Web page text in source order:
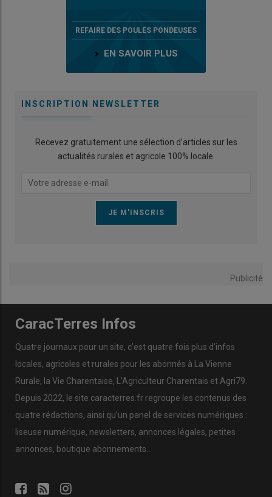
REFAIRE DES POULES PONDEUSES
EN SAVOIR PLUS
INSCRIPTION NEWSLETTER
Recevez gratuitement une sélection d’articles sur les
actualités rurales et agricole 100% locale.
Publicité
CaracTerres Infos
Quatre journaux pour un site, c’est quatre fois plus d’infos
locales, agricoles et rurales pour les abonnés à La Vienne
Rurale, la Vie Charentaise, L’Agriculteur Charentais et Agri79.
Depuis 2022, le site caracterres.fr regroupe les contenus des
quatre rédactions, ainsi qu’un panel de services numériques :
liseuse numérique, newsletters, annonces légales, petites
annonces, boutique abonnements…